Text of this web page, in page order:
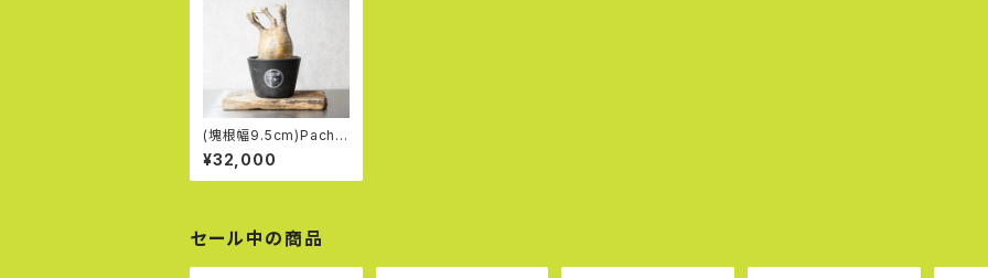
(塊根幅9.5cm)Pachy
podium rosulatum v
ar. gracilius (49)
¥32,000
セール中の商品